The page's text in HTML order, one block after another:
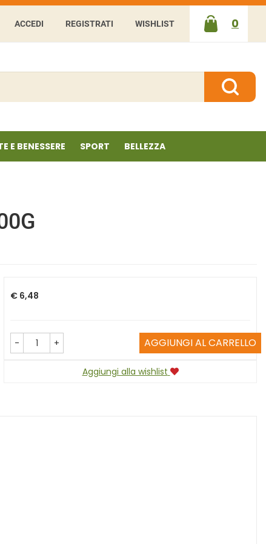
ACCEDI REGISTRATI WISHLIST 0
ARTICOLI
INSERITI
Cerca
E BENESSERE SPORT BELLEZZA
Prezzo
€ 6,48
- + AGGIUNGI AL CARRELLO
Aggiungi alla wishlist